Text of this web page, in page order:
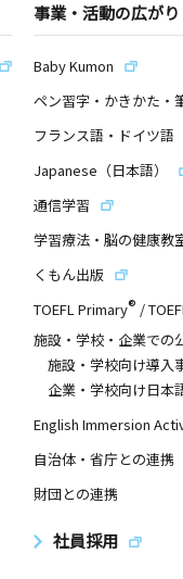
事業・活動の広がり
Baby Kumon
ペン習字・かきかた・
フランス語・ドイツ語
Japanese（日本語）
通信学習
学習療法・脳の健康教
くもん出版
TOEFL Primary® /
施設・学校・企業での
施設・学校向け導入
企業・学校向け日本
English Immersion
自治体・省庁との連携
財団との連携
社員採用